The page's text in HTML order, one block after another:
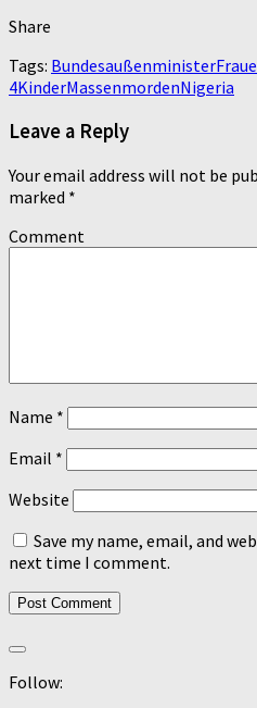
Share
Tags: Bundesaußenminister
4KinderMassenmordenNigeria
Leave a Reply
Your email address will not be
marked *
Comment
Name *
Email *
Website
Save my name, email, and
next time I comment.
Follow: